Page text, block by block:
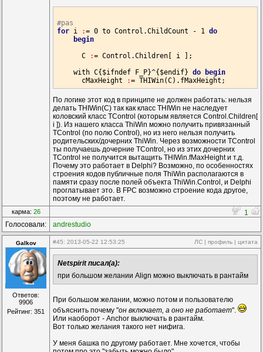
#pas
for i := 0 to Control .ChildCount - 1 do
begin
C
:= Control .Children [ i ];
    with
C{ $ifndef F_P}^{ $endif} do
begin
      cMaxHeight
:= THIWin(C
По логике этот код в принципе не должен работать: нельзя
делать THIWin(C) так как класс THIWin не наследует
коловский класс TControl (которым является Control.Children[
i ]). Из нашего класса ThiWin можно получить привязанный
TControl (по полю Control), но из него нельзя получить
родительских/дочерних ThiWin. Через возможности TControl
ты получаешь дочерние TControl, но из этих дочерних
TControl не получится вытащить THIWin.fMaxHeight и т.д.
Почему это работает в Delphi? Возможно, по особенностях
строения кодов публичные поля ThiWin располагаются в
памяти сразу после полей объекта ThiWin.Control, и Delphi
проглатывает это. В FPC возможно строение кода другое,
поэтому не работает.
карма: 26
1
Голосовали:
andrestudio
Galkov
Ответов:
9906
Рейтинг: 351
#45: 2013-05-22 12:53:25 ЛС | профиль | цитата
Netspirit писал(а):
при большом желании Align можно выключать в рантайм
При большом желании, можно потом и пользователю
объяснить почему "он включает, а оно не работает".
Или наоборот - Anchor выключать в рантайм.
Вот только желания такого нет нифига.
У меня башка по другому работает. Мне хочется, чтобы